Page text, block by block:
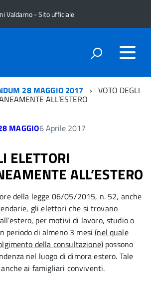
Valdarno - Sito ufficiale
28 MAGGIO 2017 VOTO DEGLI
ALL’ESTERO
MAGGIO6 Aprile 2017
ELETTORI
ALL’ESTERO
della legge 06/05/2015, n. 52, anche
gli elettori che si trovano
per motivi di lavoro, studio o
periodo di almeno 3 mesi(nel quale
della consultazione) possono
nel luogo di dimora estero. Tale
ai famigliari conviventi.